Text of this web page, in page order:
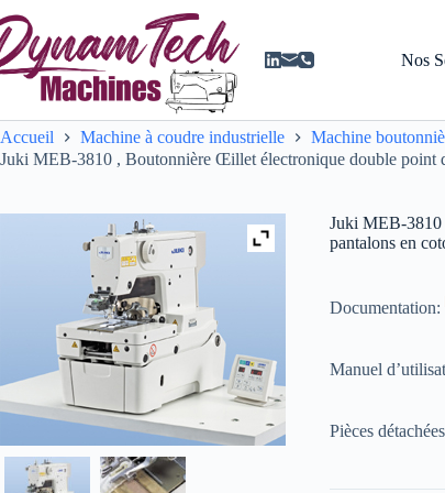
au
contenu
Nos
Accueil Machine à coudre industrielle
Machine
Juki MEB-3810 , Boutonnière Œillet électronique double point
Juki MEB-3810
pantalons en
Documentation:
Manuel
Pièces